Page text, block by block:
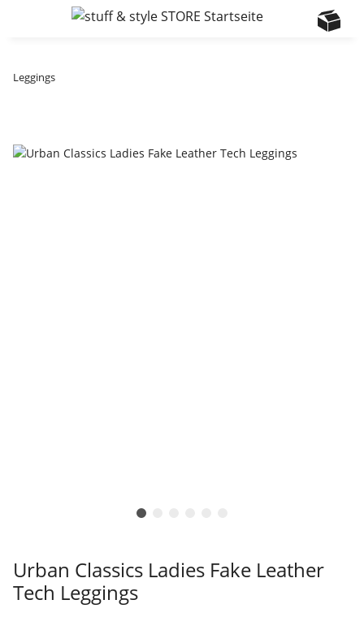
Leggings
Urban Classics Ladies Fake Leather
Tech Leggings